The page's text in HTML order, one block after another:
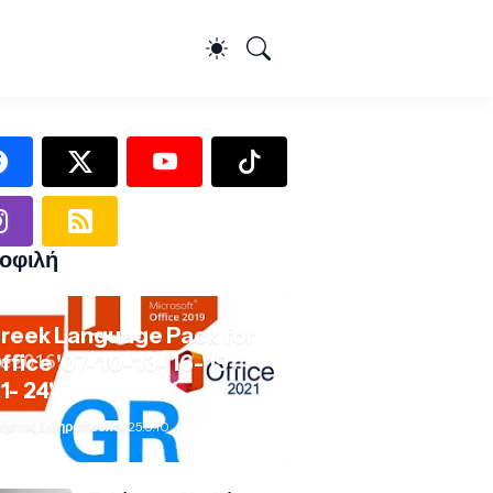
Language Pack for
'07-'10-'13-'16-'19-
24'
Σιδηρόπουλος 25.9.10